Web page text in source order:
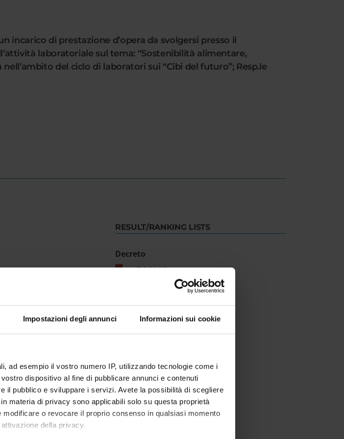
Impostazioni degli annunci Informazioni sui cookie
ad esempio il vostro numero IP, utilizzando tecnologie come i
dispositivo al fine di pubblicare annunci e contenuti
il pubblico e sviluppare i servizi. Avete la possibilità di scegliere
materia di privacy sono applicabili solo su questa proprietà
o revocare il proprio consenso in qualsiasi momento
della privacy.
incarico di prestazione d’opera da svolgersi presso il
laboratoriale sul tema: “Sostenibilità alimentare,
del ciclo di laboratori sui “Cibi del futuro”; Resp.le
RESULT/RANKING LISTS
Decreto
IT | 244Kb